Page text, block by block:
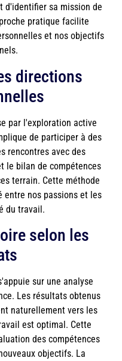
d'identifier sa mission de
pratique facilite
et nos objectifs
directions
par l'exploration active
de participer à des
rencontres avec des
le bilan de compétences
terrain. Cette méthode
nos passions et les
du travail.
selon les
sur une analyse
Les résultats obtenus
naturellement vers les
est optimal. Cette
des compétences
objectifs. La